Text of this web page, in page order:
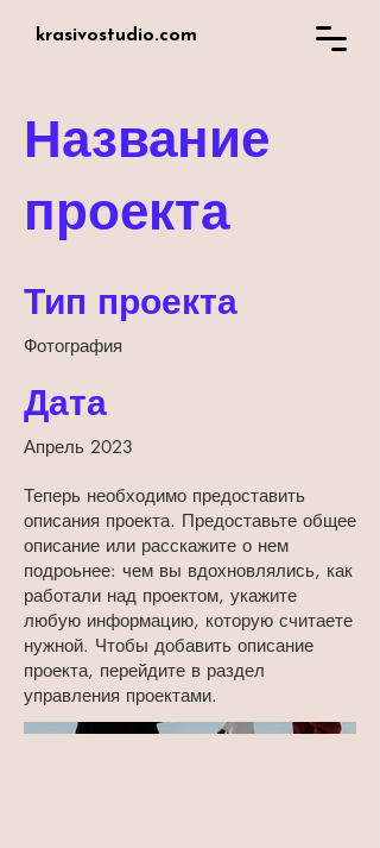
krasivostudio.com
Название
проекта
Тип проекта
Фотография
Дата
Апрель 2023
Теперь необходимо предоставить
описания проекта. Предоставьте общее
описание или расскажите о нем
подроьнее: чем вы вдохновлялись, как
работали над проектом, укажите
любую информацию, которую считаете
нужной. Чтобы добавить описание
проекта, перейдите в раздел
управления проектами.